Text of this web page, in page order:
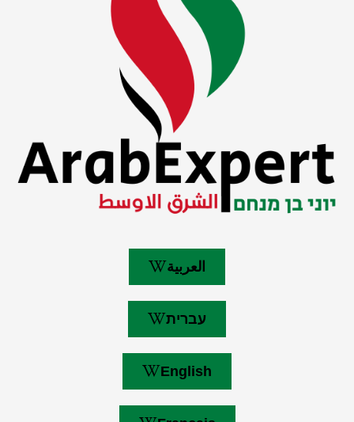
العربية
עברית
English